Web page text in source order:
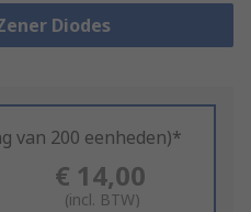
Diodes
van 200 eenheden)*
€ 14,00
(incl. BTW)